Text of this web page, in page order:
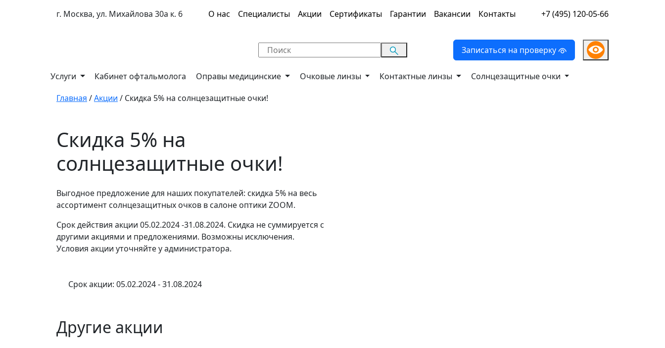
г. Москва, ул. Михайлова 30а к. 6 О нас Специалисты Акции Сертификаты Гарантии Вакансии Контакты +7 (495) 120-05-66
Записаться на проверку
Услуги Кабинет офтальмолога Оправы медицинские Очковые линзы Контактные линзы
Солнцезащитные очки
Главная /Акции / Скидка 5% на солнцезащитные очки!
Скидка 5% на
солнцезащитные очки!
Выгодное предложение для наших покупателей: скидка 5% на весь
ассортимент солнцезащитных очков в салоне оптики ZOOM.
Срок действия акции 05.02.2024 -31.08.2024. Скидка не суммируется с
другими акциями и предложениями. Возможны исключения.
Условия акции уточняйте у администратора.
Срок акции: 05.02.2024 - 31.08.2024
Другие акции